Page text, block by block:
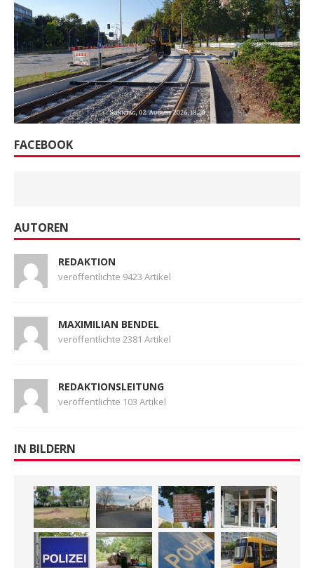
FACEBOOK
AUTOREN
REDAKTION
veröffentlichte 9423 Artikel
MAXIMILIAN BENDEL
veröffentlichte 2381 Artikel
REDAKTIONSLEITUNG
veröffentlichte 103 Artikel
IN BILDERN